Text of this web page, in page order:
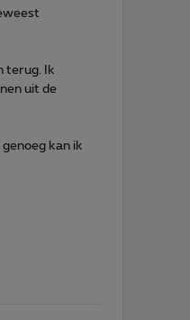
terug. Ik
uit de
kan ik